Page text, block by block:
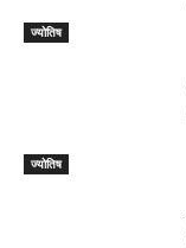
ज्योतिष
ज्योतिष